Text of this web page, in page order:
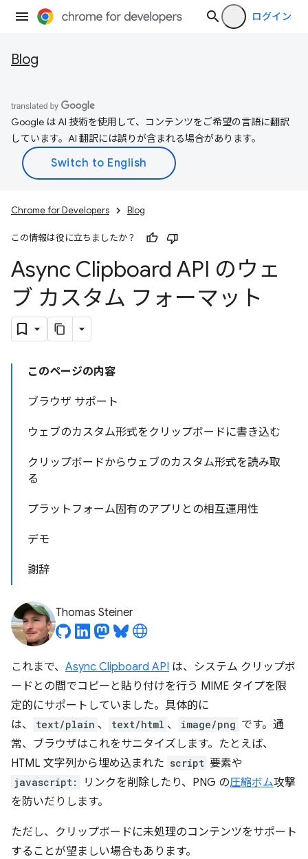
ログイン
Blog
Google は AI 技術を使用して、コンテンツをご希望の言語に翻訳
しています。AI 翻訳には誤りが含まれる場合があります。
Chrome for Developers Blog
この情報は役に立ちましたか？
Async Clipboard API のウェ
ブ カスタム フォーマット
このページの内容
ブラウザ サポート
ウェブのカスタム形式をクリップボードに書き込む
クリップボードからウェブのカスタム形式を読み取
る
プラットフォーム固有のアプリとの相互運用性
デモ
謝辞
Thomas Steiner
これまで、 Async Clipboard API は、システム クリップボ
ードとの間でコピーと貼り付けを行う MIME タイプを限
定的にサポートしていました。具体的に
は、
text/plain 、 text/html 、 image/png です。通
常、ブラウザはこれをサニタイズします。たとえば、
HTML 文字列から埋め込まれた script 要素や
javascript: リンクを削除したり、PNG の圧縮ボム攻撃
を防いだりします。
ただし、クリップボードに未処理のコンテンツをサポート
することが望ましい場合もあります。